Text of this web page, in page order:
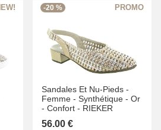
-20 %
Sandales Et Nu-Pieds -
Femme - Synthétique - Or
- Confort - RIEKER
56.00 €